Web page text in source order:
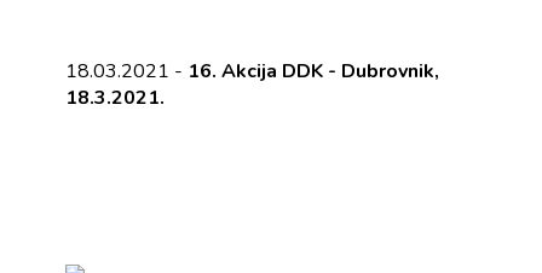
18.03.2021 - 16. Akcija DDK - Dubrovnik,
18.3.2021.